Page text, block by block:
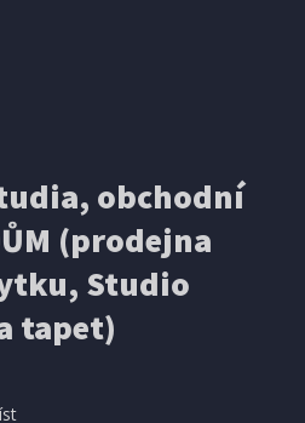
obchodní
(prodejna
Studio
tapet)